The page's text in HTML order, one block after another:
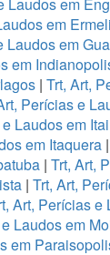
Laudos em
em
Laudos em
em
| Trt, Art,
Perícias e
Laudos em
em Itaquera|
| Trt, Art,
| Trt, Art,
Art, Perícias e
Laudos em
em